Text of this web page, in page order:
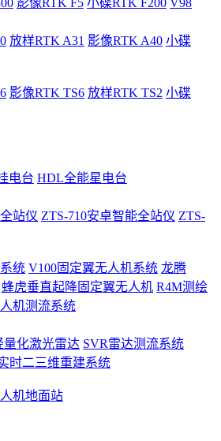
影像RTK F5 小碟RTK F200 V98
放样RTK A31 影像RTK A40 小碟
影像RTK TS6 放样RTK TS2 小碟
电台 HDL全能星电台
站仪 ZTS-710安卓智能全站仪 ZTS-
统 V100固定翼无人机系统 龙腾
蜂虎垂直起降固定翼无人机 R4M测绘
机测流系统
量化激光雷达 SVR雷达测流系统
时二三维重建系统
机地面站